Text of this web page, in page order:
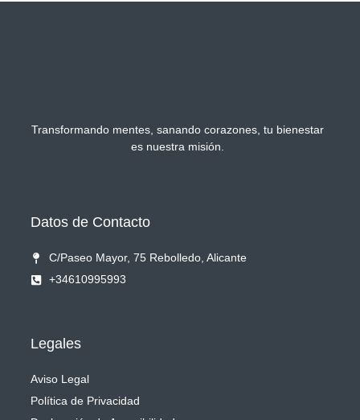
Transformando mentes, sanando corazones, tu bienestar
es nuestra misión.
Datos de Contacto
C/Paseo Mayor, 75 Rebolledo, Alicante
+34610995993
Legales
Aviso Legal
Política de Privacidad